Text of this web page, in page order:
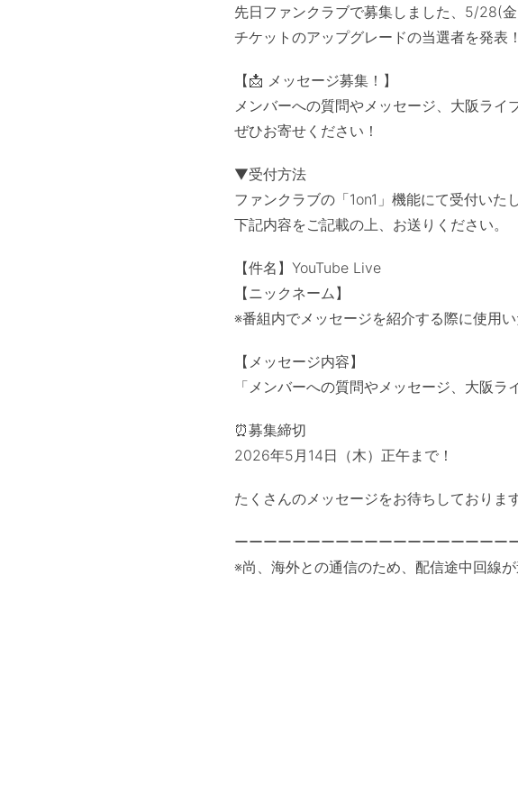
先日ファンクラブで募集しました、5/28(
チケットのアップグレードの当選者を発表！
【📩 メッセージ募集！】
メンバーへの質問やメッセージ、大阪ライ
ぜひお寄せください！
▼受付方法
ファンクラブの「1on1」機能にて受付いた
下記内容をご記載の上、お送りください。
【件名】YouTube Live
【ニックネーム】
※番組内でメッセージを紹介する際に使用
【メッセージ内容】
「メンバーへの質問やメッセージ、大阪ラ
⏰募集締切
2026年5月14日（木）正午まで！
たくさんのメッセージをお待ちしておりま
ーーーーーーーーーーーーーーーーーーー
※尚、海外との通信のため、配信途中回線